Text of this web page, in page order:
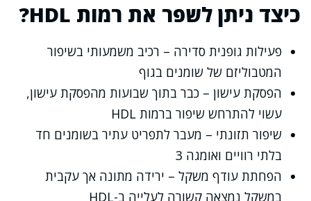
כיצד ניתן לשפר את רמות HDL?
פעילות גופנית סדירה – רכיב משמעותי בשיפור
המטבוליזם של שומנים בגוף
הפסקת עישון – כבר בתוך שבועות מהפסקת עישון,
עשוי להתרחש שיפור ברמות HDL
שיפור תזונתי – מעבר לתפריט עתיר בשומנים חד
בלתי רוויים ואומגה 3
הפחתת עודף משקל – ירידה מתונה אך עקבית
במשקל נמצאה קשורה לעלייה ב-HDL